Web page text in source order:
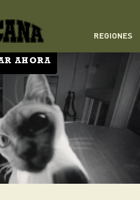
REGIONES
AHORA